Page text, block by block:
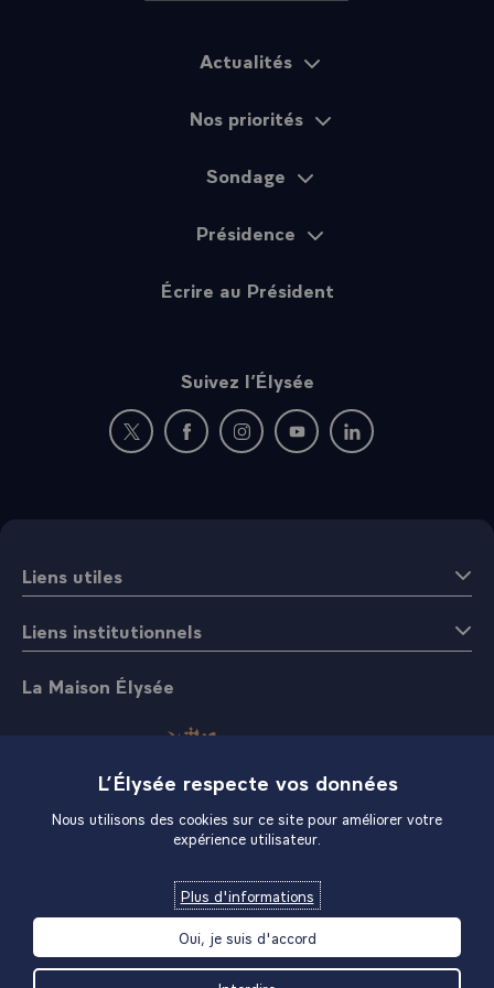
Actualités
Nos priorités
Sondage
Présidence
Écrire au Président
Suivez l’Élysée
Nouvelle fenêtre : rejoignez-nous sur Twitter
Nouvelle fenêtre : rejoignez-nous sur
Nouvelle fenêtre : rejoignez-nous
Nouvelle fenêtre :
Nouvelle fenêtre :
Liens utiles
Liens institutionnels
La Maison Élysée
L’Élysée respecte vos données
Nous utilisons des cookies sur ce site pour améliorer votre
expérience utilisateur.
Plus d'informations
Oui, je suis d'accord